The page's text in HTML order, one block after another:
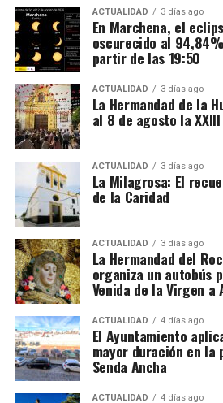
Primera parada: La
las coplas centenarias
Ubicación: Plaza Ducal
Plaza Ducal fue durante
neurálgico de las festividades
reunían los vecinos para escuchar
muchas de ellas aún recordadas por
mayores del pueblo.Esperanza
quien nació en 1930, recordó
plaza a la legendaria murgaLas
los años 40 murga mixta, formada
mujeres, usaba el humor para
de Marchena. Una de sus
estructura dialogada de sus letras:
desde los balcones y los hombres
musical “La Sirenita”, que se
horas en el Auditorio Pepe
espectáculo, de gran formato,
simbólico de 2 euros y las
venta en el Complejo
11 de diciembre a las 17:00
localidades.
El sábado 20 de diciembre, a las
Iglesia de Santo Domingo
concierto de Navidad de la Coral
la colaboración del Ayuntamiento.
El domingo 21 de diciembre será
Infantil, que partirá a las 17:30
de los Melchores, organizada por
Turismo municipal.
La agenda continuará el martes
las 17:00 horas, con el
Hércules” en la Plaza del Padre
ACTUALIDAD 3 días ago
En Marchena, el
oscurecido al
partir de las 19:50
ACTUALIDAD 3 días ago
La Hermandad de la
al 8 de agosto la
ACTUALIDAD 3 días ago
La Milagrosa: El
de la Caridad
ACTUALIDAD 3 días ago
La Hermandad del
organiza un autobús
Venida de la Virgen a
ACTUALIDAD 4 días ago
El Ayuntamiento
mayor duración en la
Senda Ancha
ACTUALIDAD 4 días ago